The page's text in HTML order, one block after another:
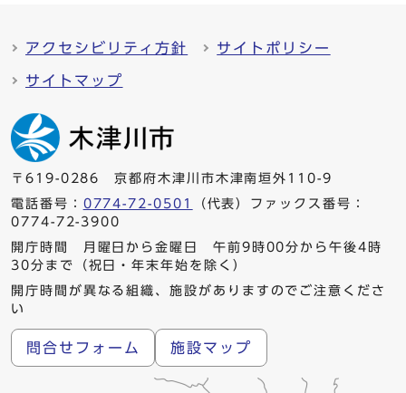
アクセシビリティ方針 サイトポリシー
サイトマップ
〒619-0286 京都府木津川市木津南垣外110-9
電話番号： 0774-72-0501
（代表）ファックス番号：
0774-72-3900
開庁時間 月曜日から金曜日 午前9時00分から午後4時
30分まで（祝日・年末年始を除く）
開庁時間が異なる組織、施設がありますのでご注意くださ
い
問合せフォーム 施設マップ